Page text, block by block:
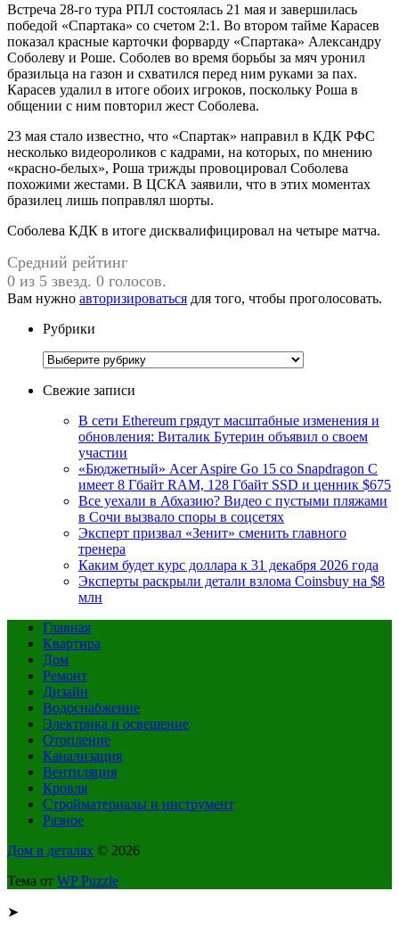
Встреча 28-го тура РПЛ состоялась 21 мая и завершилась
победой «Спартака» со счетом 2:1. Во втором тайме Карасев
показал красные карточки форварду «Спартака» Александру
Соболеву и Роше. Соболев во время борьбы за мяч уронил
бразильца на газон и схватился перед ним руками за пах.
Карасев удалил в итоге обоих игроков, поскольку Роша в
общении с ним повторил жест Соболева.
23 мая стало известно, что «Спартак» направил в КДК РФС
несколько видеороликов с кадрами, на которых, по мнению
«красно-белых», Роша трижды провоцировал Соболева
похожими жестами. В ЦСКА заявили, что в этих моментах
бразилец лишь поправлял шорты.
Соболева КДК в итоге дисквалифицировал на четыре матча.
Средний рейтинг
0 из 5 звезд. 0 голосов.
Вам нужно авторизироваться для того, чтобы проголосовать.
Рубрики
Рубрики
Свежие записи
В сети Ethereum грядут масштабные изменения и
обновления: Виталик Бутерин объявил о своем
участии
«Бюджетный» Acer Aspire Go 15 со Snapdragon C
имеет 8 Гбайт RAM, 128 Гбайт SSD и ценник $675
Все уехали в Абхазию? Видео с пустыми пляжами
в Сочи вызвало споры в соцсетях
Эксперт призвал «Зенит» сменить главного
тренера
Каким будет курс доллара к 31 декабря 2026 года
Эксперты раскрыли детали взлома Coinsbuy на $8
млн
Главная
Квартира
Дом
Ремонт
Дизайн
Водоснабжение
Электрика и освещение
Отопление
Канализация
Вентиляция
Кровля
Стройматериалы и инструмент
Разное
Дом в деталях © 2026
Тема от WP Puzzle
➤